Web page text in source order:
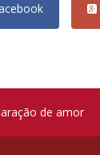
de amor